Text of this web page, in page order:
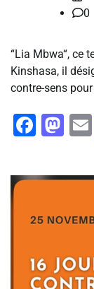
0
“Lia Mbwa“, ce
Kinshasa, il
contre-sens